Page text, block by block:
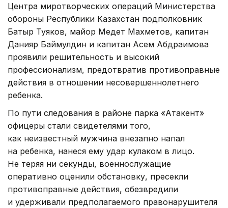
Центра миротворческих операций Министерства
обороны Республики Казахстан подполковник
Батыр Туяков, майор Медет Махметов, капитан
Данияр Баймулдин и капитан Асем Абдраимова
проявили решительность и высокий
профессионализм, предотвратив противоправные
действия в отношении несовершеннолетнего
ребенка.
По пути следования в районе парка «Атакент»
офицеры стали свидетелями того,
как неизвестный мужчина внезапно напал
на ребенка, нанеся ему удар кулаком в лицо.
Не теряя ни секунды, военнослужащие
оперативно оценили обстановку, пресекли
противоправные действия, обезвредили
и удерживали предполагаемого правонарушителя